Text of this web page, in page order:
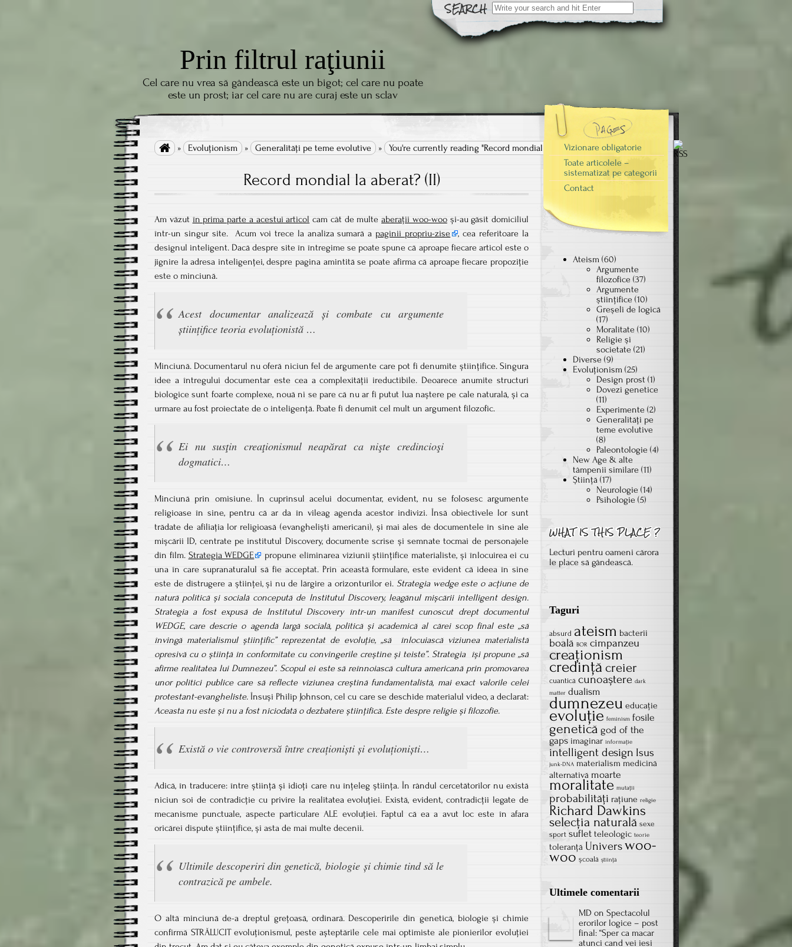
Search
for:
Prin filtrul raţiunii
Cel care nu vrea să gândească este un bigot; cel care nu poate
este un prost; iar cel care nu are curaj este un sclav
 » Evoluţionism » Generalităţi pe teme evolutive » You're currently reading "Record mondial la aberat? (II)"
Record mondial la aberat? (II)
Am văzut în prima parte a acestui articol cam cât de multeaberații woo-wooși-au găsit domiciliul
într-un singur site. Acum voi trece la analiza sumară a paginii propriu-zise
, cea referitoare la
designul inteligent. Dacă despre site în întregime se poate spune că aproape fiecare articol este o
jignire la adresa inteligenței, despre pagina amintită se poate afirma că aproape fiecare propoziție
este o minciună.
Acest documentar analizează și combate cu argumente
științifice teoria evoluționistă …
Minciună. Documentarul nu oferă niciun fel de argumente care pot fi denumite științifice. Singura
idee a întregului documentar este cea a complexității ireductibile. Deoarece anumite structuri
biologice sunt foarte complexe, nouă ni se pare că nu ar fi putut lua naștere pe cale naturală, și ca
urmare au fost proiectate de o inteligență. Poate fi denumit cel mult un argument filozofic.
Ei nu susţin creaţionismul neapărat ca nişte credincioşi
dogmatici…
Minciună prin omisiune. În cuprinsul acelui documentar, evident, nu se folosesc argumente
religioase în sine, pentru că ar da în vileag agenda acestor indivizi. Însă obiectivele lor sunt
trădate de afiliația lor religioasă (evangheliști americani), și mai ales de documentele în sine ale
mișcării ID, centrate pe institutul Discovery, documente scrise și semnate tocmai de personajele
din film. Strategia WEDGE
propune eliminarea viziunii științifice materialiste, și înlocuirea ei cu
una în care supranaturalul să fie acceptat. Prin această formulare, este evident că ideea în sine
este de distrugere a științei, și nu de lărgire a orizonturilor ei. Strategia wedge este o acțiune de
natură politică și socială concepută de Institutul Discovery, leagănul mișcării intelligent design.
Strategia a fost expusă de Institutul Discovery într-un manifest cunoscut drept documentul
WEDGE, care descrie o agendă largă socială, politică și academică al cărei scop final este „să
învingă materialismul științific” reprezentat de evoluție, „să înlocuiască viziunea materialistă
opresivă cu o știință în conformitate cu convingerile creștine și teiste”. Strategia își propune „să
afirme realitatea lui Dumnezeu”. Scopul ei este să reînnoiască cultura americană prin promovarea
unor politici publice care să reflecte viziunea creștină fundamentalistă, mai exact valorile celei
protestant-evangheliste.Însuși Philip Johnson, cel cu care se deschide materialul video, a declarat:
Aceasta nu este și nu a fost niciodată o dezbatere științifică. Este despre religie și filozofie.
Există o vie controversă între creaționiști și evoluționiști…
Adică, în traducere: între știință și idioți care nu înțeleg știința. În rândul cercetătorilor nu există
niciun soi de contradicție cu privire la realitatea evoluției. Există, evident, contradicții legate de
mecanisme punctuale, aspecte particulare ALE evoluției. Faptul că ea a avut loc este în afara
oricărei dispute științifice, și asta de mai multe decenii.
Ultimile descoperiri din genetică, biologie și chimie tind să le
contrazică pe ambele.
O altă minciună de-a dreptul grețoasă, ordinară. Descoperirile din genetică, biologie și chimie
confirmă STRĂLUCIT evoluționismul, peste așteptările cele mai optimiste ale pionierilor evoluției
Vizionare obligatorie
Toate articolele –
sistematizat pe categorii
Contact
Ateism (60)
Argumente
filozofice (37)
Argumente
ştiinţifice (10)
Greşeli de logică
(17)
Moralitate (10)
Religie şi
societate (21)
Diverse (9)
Evoluţionism (25)
Design prost (1)
Dovezi genetice
(11)
Experimente (2)
Generalităţi pe
teme evolutive
(8)
Paleontologie (4)
New Age & alte
tâmpenii similare (11)
Ştiinţă (17)
Neurologie (14)
Psihologie (5)
Lecturi pentru oameni cărora
le place să gândească.
Taguri
absurd ateism bacterii
boală BOR cimpanzeu
creaţionism
credinţă creier
cuantică cunoaștere dark
matter dualism
dumnezeu educație
evoluţie feminism fosile
genetică god of the
gaps imaginar informație
intelligent design Isus
junk-DNA materialism medicină
alternativă moarte
moralitate mutații
probabilităţi rațiune religie
Richard Dawkins
selecţia naturală sexe
sport suflet teleologic teorie
toleranţă Universwoo-
woo școală știință
Ultimele comentarii
MD on Spectacolul
erorilor logice – post
final: “Sper ca macar
atunci cand vei iesi